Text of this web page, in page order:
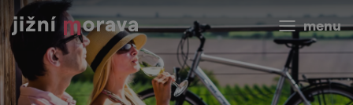
menu